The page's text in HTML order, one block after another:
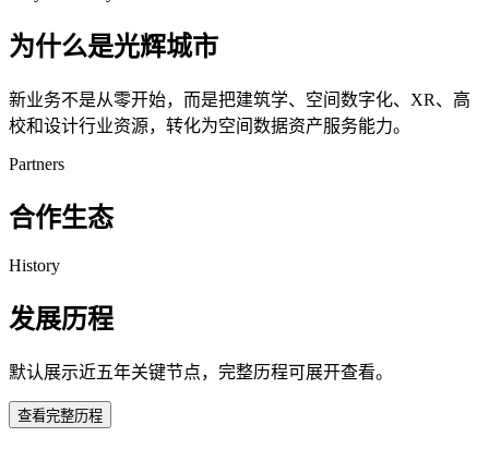
为什么是光辉城市
新业务不是从零开始，而是把建筑学、空间数字化、XR、高
校和设计行业资源，转化为空间数据资产服务能力。
Partners
合作生态
History
发展历程
默认展示近五年关键节点，完整历程可展开查看。
查看完整历程